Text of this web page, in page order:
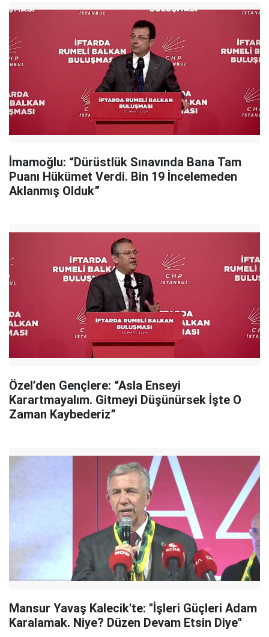
İmamoğlu: “Dürüstlük Sınavında Bana Tam
Puanı Hükümet Verdi. Bin 19 İncelemeden
Aklanmış Olduk”
Özel’den Gençlere: “Asla Enseyi
Karartmayalım. Gitmeyi Düşünürsek İşte O
Zaman Kaybederiz”
Mansur Yavaş Kalecik'te: "İşleri Güçleri Adam
Karalamak. Niye? Düzen Devam Etsin Diye"